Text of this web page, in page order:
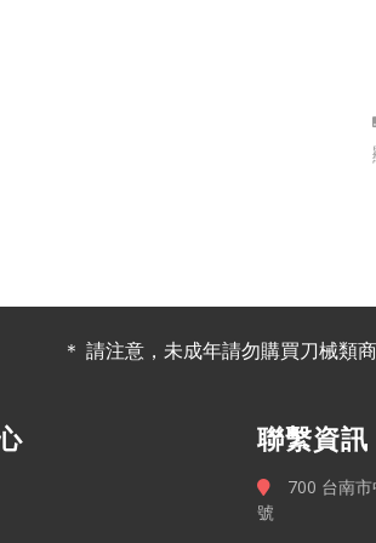
＊ 請注意，未成年請勿購買刀械類商
聯繫資訊
700 台南
號